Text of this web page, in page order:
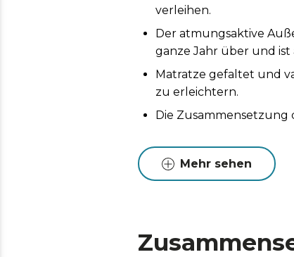
verleihen.
Der atmungsaktive
ganze Jahr über und
Matratze gefaltet und
zu erleichtern.
Die
Mehr sehen